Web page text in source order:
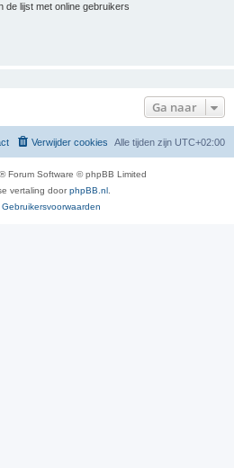
de lijst met online gebruikers
Ga naar
Alle tijden zijn UTC+02:00
Verwijder cookies
® Forum Software © phpBB Limited
vertaling doorphpBB.nl
Gebruikersvoorwaarden